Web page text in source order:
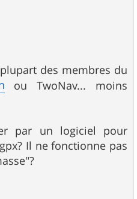
des membres du
ou TwoNav... moins
par un logiciel pour
Il ne fonctionne pas